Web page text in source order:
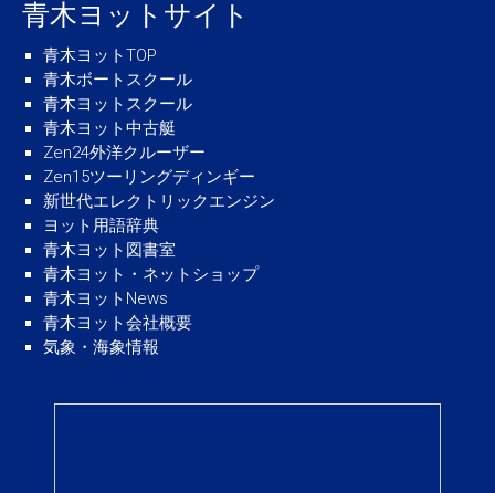
青木ヨットサイト
青木ヨットTOP
青木ボートスクール
青木ヨットスクール
青木ヨット中古艇
Zen24外洋クルーザー
Zen15ツーリングディンギー
新世代エレクトリックエンジン
ヨット用語辞典
青木ヨット図書室
青木ヨット・ネットショップ
青木ヨットNews
青木ヨット会社概要
気象・海象情報